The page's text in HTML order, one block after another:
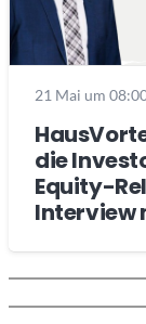
21 Mai um
die
Equity-
Interview